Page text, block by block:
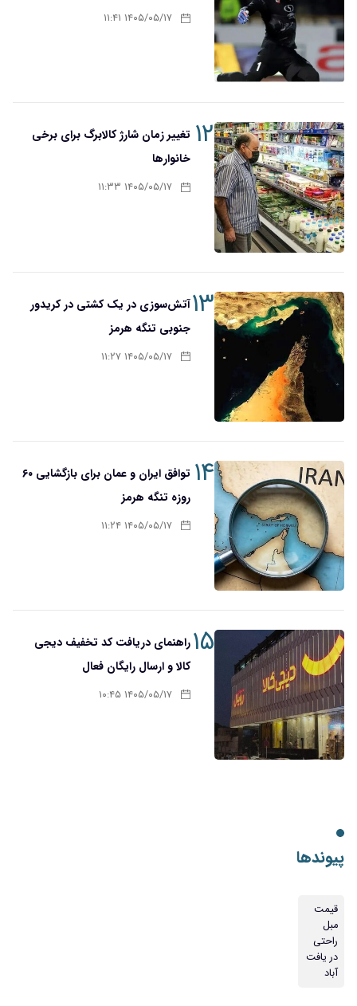
۱۴۰۵/۰۵/۱۷ ۱۱:۴۱
۱۲تغییر زمان شارژ کالابرگ برای برخی
خانوارها
۱۴۰۵/۰۵/۱۷ ۱۱:۳۳
۱۳آتش‌سوزی در یک کشتی در کریدور
جنوبی تنگه هرمز
۱۴۰۵/۰۵/۱۷ ۱۱:۲۷
۱۴
توافق ایران و عمان برای بازگشایی ۶۰
روزه تنگه هرمز
۱۴۰۵/۰۵/۱۷ ۱۱:۲۴
۱۵ راهنمای دریافت کد تخفیف دیجی
کالا و ارسال رایگان فعال
۱۴۰۵/۰۵/۱۷ ۱۰:۴۵